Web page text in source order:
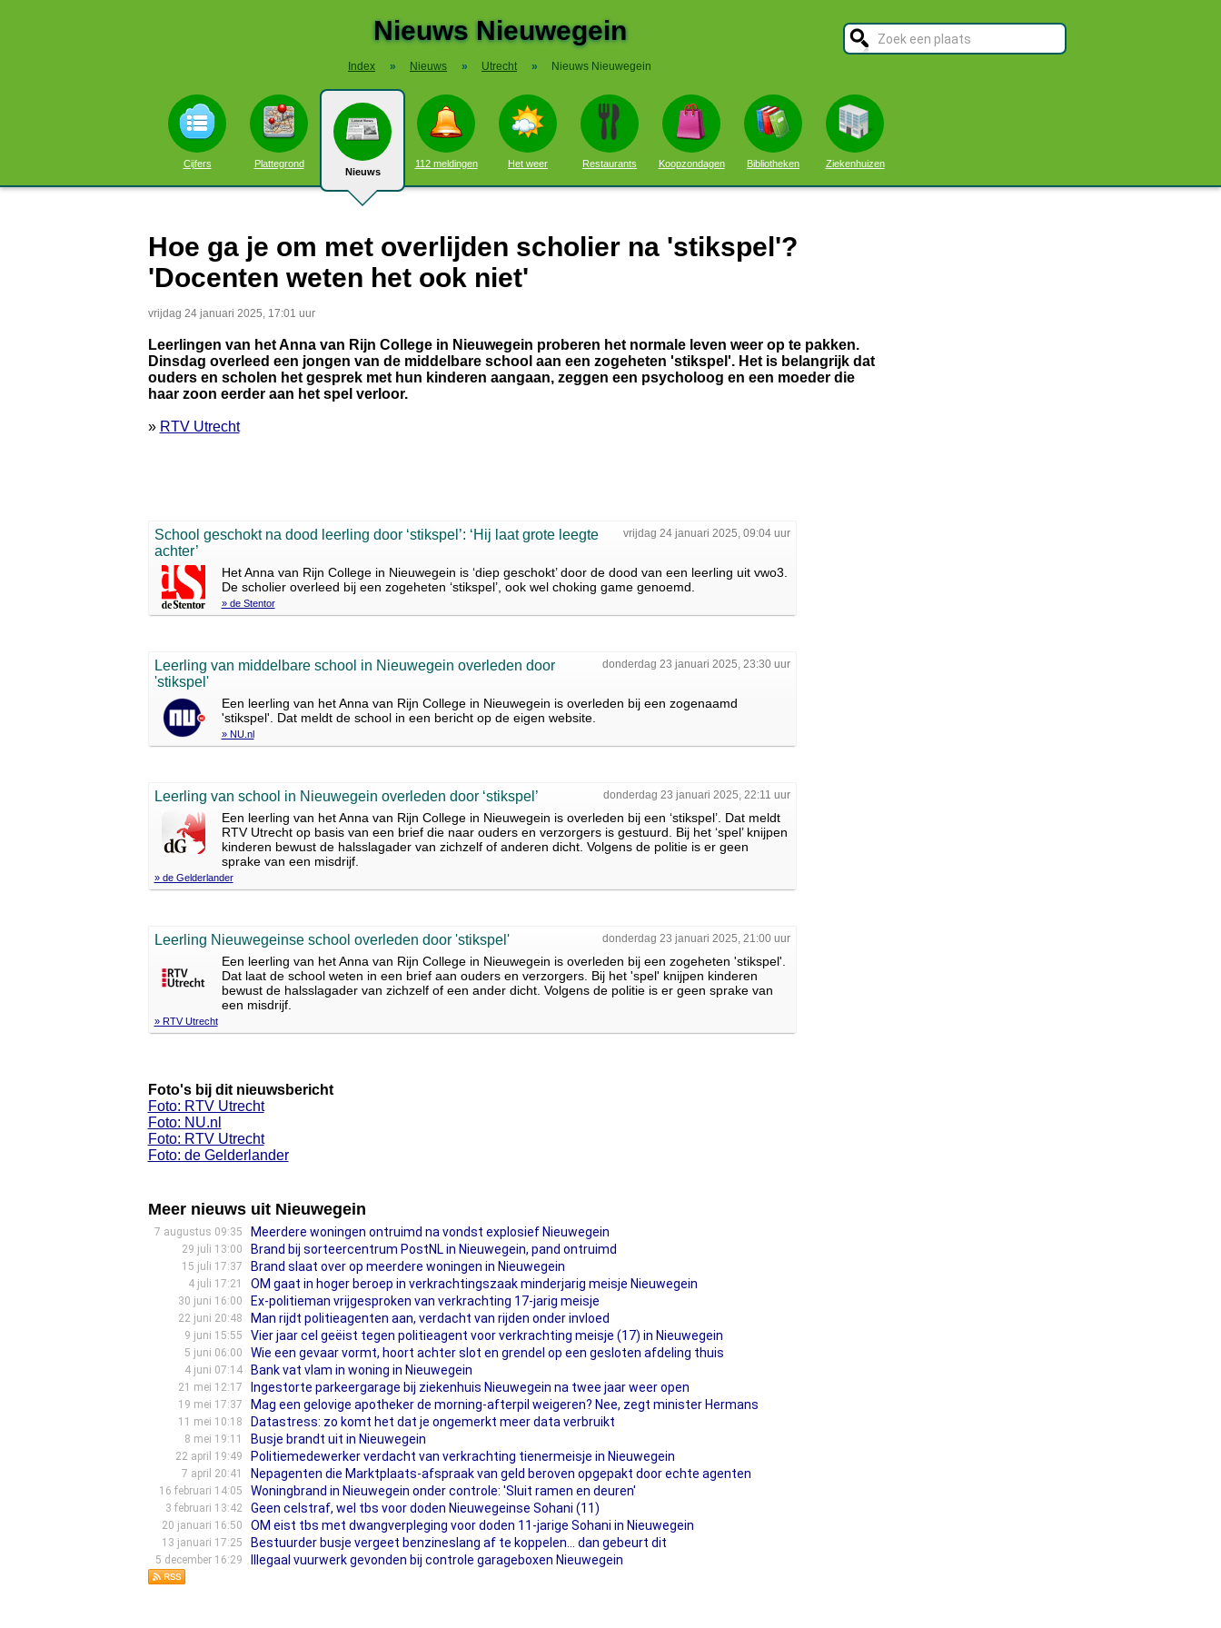
Nieuws Nieuwegein
Index » Nieuws » Utrecht » Nieuws Nieuwegein
Cijfers Plattegrond
Nieuws
112 meldingen Het weer Restaurants Koopzondagen Bibliotheken Ziekenhuizen
Hoe ga je om met overlijden scholier na 'stikspel'?
'Docenten weten het ook niet'
vrijdag 24 januari 2025, 17:01 uur
Leerlingen van het Anna van Rijn College in Nieuwegein proberen het normale leven weer op te pakken.
Dinsdag overleed een jongen van de middelbare school aan een zogeheten 'stikspel'. Het is belangrijk dat
ouders en scholen het gesprek met hun kinderen aangaan, zeggen een psycholoog en een moeder die
haar zoon eerder aan het spel verloor.
» RTV Utrecht
vrijdag 24 januari 2025, 09:04 uur
School geschokt na dood leerling door ‘stikspel’: ‘Hij laat grote leegte
achter’
Het Anna van Rijn College in Nieuwegein is ‘diep geschokt’ door de dood van een leerling uit vwo3.
De scholier overleed bij een zogeheten ‘stikspel’, ook wel choking game genoemd.
» de Stentor
donderdag 23 januari 2025, 23:30 uur
Leerling van middelbare school in Nieuwegein overleden door
'stikspel'
Een leerling van het Anna van Rijn College in Nieuwegein is overleden bij een zogenaamd
'stikspel'. Dat meldt de school in een bericht op de eigen website.
» NU.nl
donderdag 23 januari 2025, 22:11 uur
Leerling van school in Nieuwegein overleden door ‘stikspel’
Een leerling van het Anna van Rijn College in Nieuwegein is overleden bij een ‘stikspel’. Dat meldt
RTV Utrecht op basis van een brief die naar ouders en verzorgers is gestuurd. Bij het ‘spel’ knijpen
kinderen bewust de halsslagader van zichzelf of anderen dicht. Volgens de politie is er geen
sprake van een misdrijf.
» de Gelderlander
donderdag 23 januari 2025, 21:00 uur
Leerling Nieuwegeinse school overleden door 'stikspel'
Een leerling van het Anna van Rijn College in Nieuwegein is overleden bij een zogeheten 'stikspel'.
Dat laat de school weten in een brief aan ouders en verzorgers. Bij het 'spel' knijpen kinderen
bewust de halsslagader van zichzelf of een ander dicht. Volgens de politie is er geen sprake van
een misdrijf.
» RTV Utrecht
Foto's bij dit nieuwsbericht
Foto: RTV Utrecht
Foto: NU.nl
Foto: RTV Utrecht
Foto: de Gelderlander
Meer nieuws uit Nieuwegein
7 augustus 09:35 Meerdere woningen ontruimd na vondst explosief Nieuwegein
29 juli 13:00 Brand bij sorteercentrum PostNL in Nieuwegein, pand ontruimd
15 juli 17:37 Brand slaat over op meerdere woningen in Nieuwegein
4 juli 17:21 OM gaat in hoger beroep in verkrachtingszaak minderjarig meisje Nieuwegein
30 juni 16:00 Ex-politieman vrijgesproken van verkrachting 17-jarig meisje
22 juni 20:48 Man rijdt politieagenten aan, verdacht van rijden onder invloed
9 juni 15:55 Vier jaar cel geëist tegen politieagent voor verkrachting meisje (17) in Nieuwegein
5 juni 06:00 Wie een gevaar vormt, hoort achter slot en grendel op een gesloten afdeling thuis
4 juni 07:14 Bank vat vlam in woning in Nieuwegein
21 mei 12:17 Ingestorte parkeergarage bij ziekenhuis Nieuwegein na twee jaar weer open
19 mei 17:37 Mag een gelovige apotheker de morning-afterpil weigeren? Nee, zegt minister Hermans
11 mei 10:18 Datastress: zo komt het dat je ongemerkt meer data verbruikt
8 mei 19:11 Busje brandt uit in Nieuwegein
22 april 19:49 Politiemedewerker verdacht van verkrachting tienermeisje in Nieuwegein
7 april 20:41 Nepagenten die Marktplaats-afspraak van geld beroven opgepakt door echte agenten
16 februari 14:05 Woningbrand in Nieuwegein onder controle: 'Sluit ramen en deuren'
3 februari 13:42 Geen celstraf, wel tbs voor doden Nieuwegeinse Sohani (11)
20 januari 16:50 OM eist tbs met dwangverpleging voor doden 11-jarige Sohani in Nieuwegein
13 januari 17:25 Bestuurder busje vergeet benzineslang af te koppelen... dan gebeurt dit
5 december 16:29 Illegaal vuurwerk gevonden bij controle garageboxen Nieuwegein